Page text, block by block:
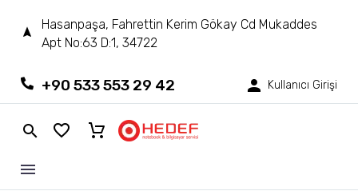
Hasanpaşa, Fahrettin Kerim Gökay Cd Mukaddes
Apt No:63 D:1, 34722
+90 533 553 29 42 Kullanıcı Girişi